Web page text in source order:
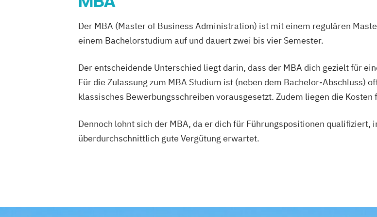
Der MBA (Master of Business Administration) ist mit einem regulären
einem Bachelorstudium auf und dauert zwei bis vier Semester.
Der entscheidende Unterschied liegt darin, dass der MBA dich gezielt für
Für die Zulassung zum MBA Studium ist (neben dem Bachelor-Abschluss)
klassisches Bewerbungsschreiben vorausgesetzt. Zudem liegen die
Dennoch lohnt sich der MBA, da er dich für Führungspositionen qualifiziert,
überdurchschnittlich gute Vergütung erwartet.